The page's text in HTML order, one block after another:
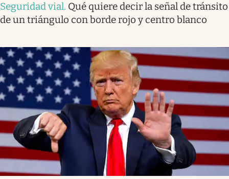
Seguridad vial. Qué quiere decir la señal de tránsito
de un triángulo con borde rojo y centro blanco